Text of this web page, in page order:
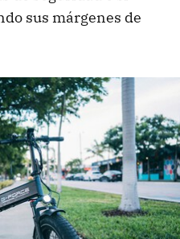
sus márgenes de